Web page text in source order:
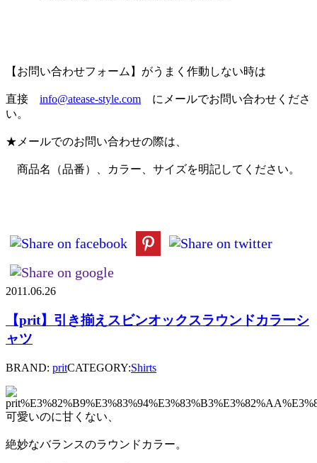
【お問い合わせフォーム】がうまく作動しない時は
直接 info@atease-style.com にメールでお問い合わせくださ
い。
★メールでのお問い合わせの際は、
商品名（品番）、カラー、サイズを明記してください。
2011.06.26
【prit】引き揃えスビンオックスラウンドカラーシ
ャツ
BRAND: pritCATEGORY:Shirts
可愛いのに甘くない、
絶妙なバランスのラウンドカラー。